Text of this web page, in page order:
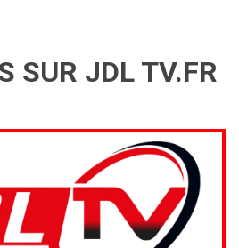
SUR JDL TV.FR